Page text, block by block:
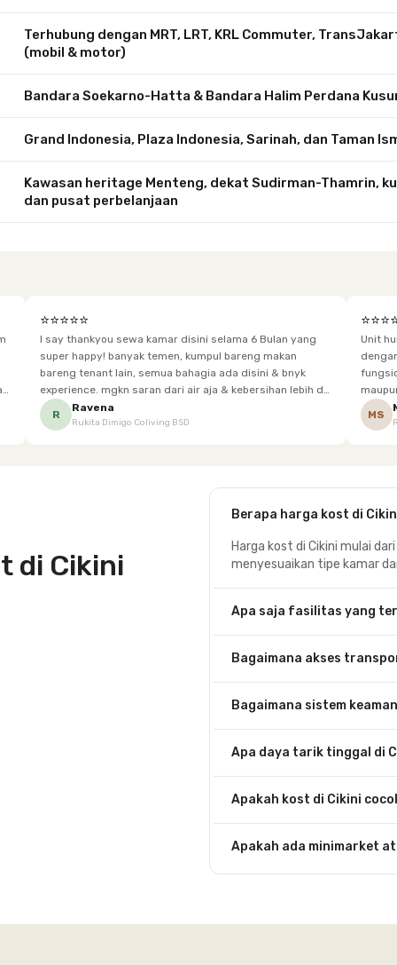
Terhubung dengan MRT, LRT, KRL Commuter,
(mobil & motor)
Bandara Soekarno-Hatta & Bandara Halim Perdana
Grand Indonesia, Plaza Indonesia, Sarinah, dan Taman
Kawasan heritage Menteng, dekat Sudirman-Thamrin,
dan pusat perbelanjaan
⭐⭐⭐⭐⭐
I say thankyou sewa kamar disini selama 6 Bulan yang
super happy! banyak temen, kumpul bareng makan
bareng tenant lain, semua bahagia ada disini & bnyk
experience. mgkn saran dari air aja & kebersihan lebih di
tingkatkan lagi. but, I love Rukita
R
Ravena
Rukita Dimigo Coliving BSD
Unit
dengan baik. Desain kamar modern,
fungsional, sehingga cocok
maupun panjang.
sesuai dengan
MS
di Cikini
Berapa harga kost di
Harga kost di Cikini mulai
menyesuaikan tipe kamar
Apa saja fasilitas yang
Bagaimana akses
Bagaimana sistem
Apa daya tarik tinggal di
Apakah kost di Cikini
Apakah ada minimarket